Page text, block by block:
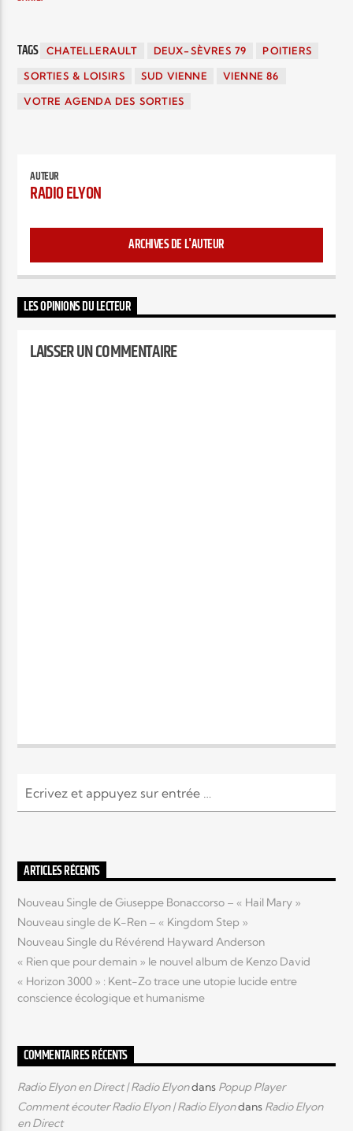
TAGS CHATELLERAULT DEUX-SÈVRES 79 POITIERS
SORTIES & LOISIRS SUD VIENNE VIENNE 86
VOTRE AGENDA DES SORTIES
AUTEUR
RADIO ELYON
ARCHIVES DE L'AUTEUR
LES OPINIONS DU LECTEUR
LAISSER UN COMMENTAIRE
ARTICLES RÉCENTS
Nouveau Single de Giuseppe Bonaccorso – « Hail Mary »
Nouveau single de K-Ren – « Kingdom Step »
Nouveau Single du Révérend Hayward Anderson
« Rien que pour demain » le nouvel album de Kenzo David
« Horizon 3000 » : Kent-Zo trace une utopie lucide entre
conscience écologique et humanisme
COMMENTAIRES RÉCENTS
Radio Elyon en Direct | Radio Elyondans Popup Player
Comment écouter Radio Elyon | Radio Elyondans Radio Elyon
en Direct